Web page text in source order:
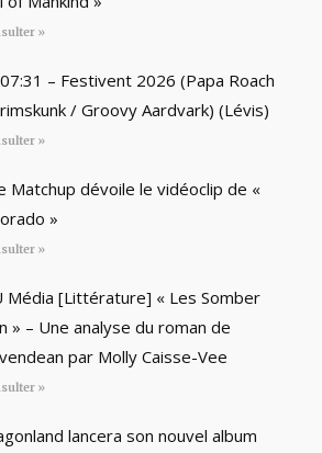
»
– Festivent 2026 (Papa Roach
/ Groovy Aardvark) (Lévis)
»
Matchup dévoile le vidéoclip de «
»
»
Média [Littérature] « Les Somber
» – Une analyse du roman de
par Molly Caisse-Vee
»
lancera son nouvel album